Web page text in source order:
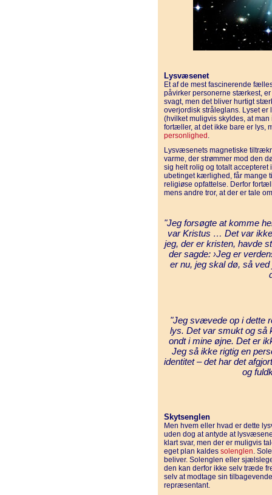
Lysvæsenet
Et af de mest fascinerende
påvirker personerne stærkest,
svagt, men det bliver hurtigt
overjordisk stråleglans. Lyset
(hvilket muligvis skyldes, at
fortæller, at det ikke bare er lys,
personlighed .
Lysvæsenets magnetiske
varme, der strømmer mod den
sig helt rolig og totalt
ubetinget kærlighed, får mange
religiøse opfattelse. Derfor
mens andre tror, at der er tale
"Jeg forsøgte at komme
var Kristus … Det var
jeg, der er kristen, havde
der sagde: ›Jeg er
er nu, jeg skal dø, så
"Jeg svævede op i dette
lys. Det var smukt og så
ondt i mine øjne. Det er
Jeg så ikke rigtig en
identitet – det har det
og
Skytsenglen
Men hvem eller hvad er dette
uden dog at antyde at
klart svar, men der er muligvis
eget plan kaldes solenglen.
beliver. Solenglen eller
den kan derfor ikke selv træde
selv at modtage sin
repræsentant.